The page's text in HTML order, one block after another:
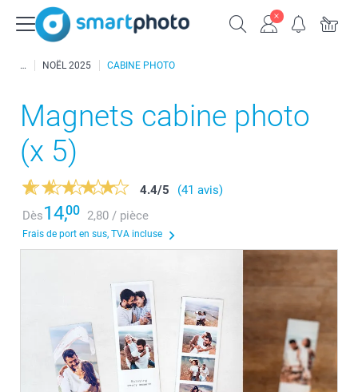
NOËL 2025 CABINE PHOTO
Magnets cabine photo
(x 5)
4.4/5
(41 avis)
Dès14,00 2,80 / pièce
Frais de port en sus, TVA incluse